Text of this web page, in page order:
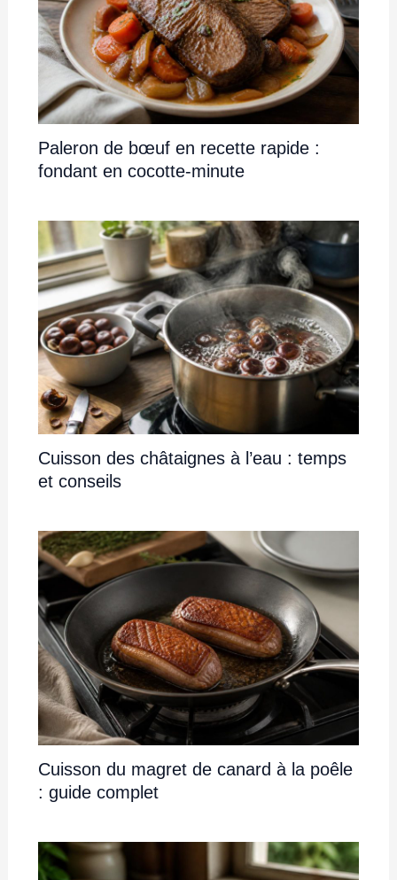
Paleron de bœuf en recette rapide :
fondant en cocotte-minute
Cuisson des châtaignes à l’eau : temps
et conseils
Cuisson du magret de canard à la poêle
: guide complet